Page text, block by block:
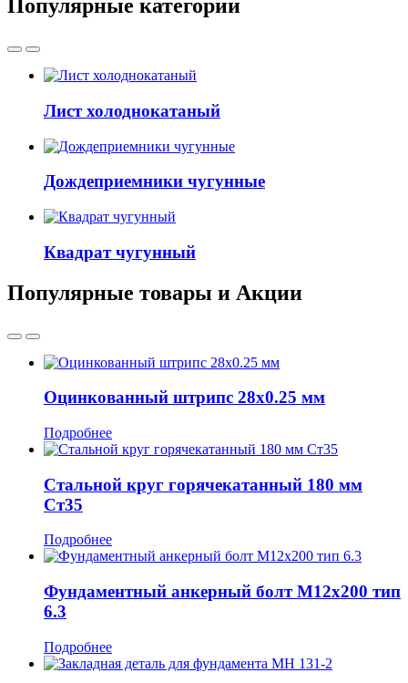
Популярные категории
Лист холоднокатаный
Дождеприемники чугунные
Квадрат чугунный
Популярные товары и Акции
Оцинкованный штрипс 28x0.25 мм
Подробнее
Стальной круг горячекатанный 180 мм
Ст35
Подробнее
Фундаментный анкерный болт М12x200 тип
6.3
Подробнее